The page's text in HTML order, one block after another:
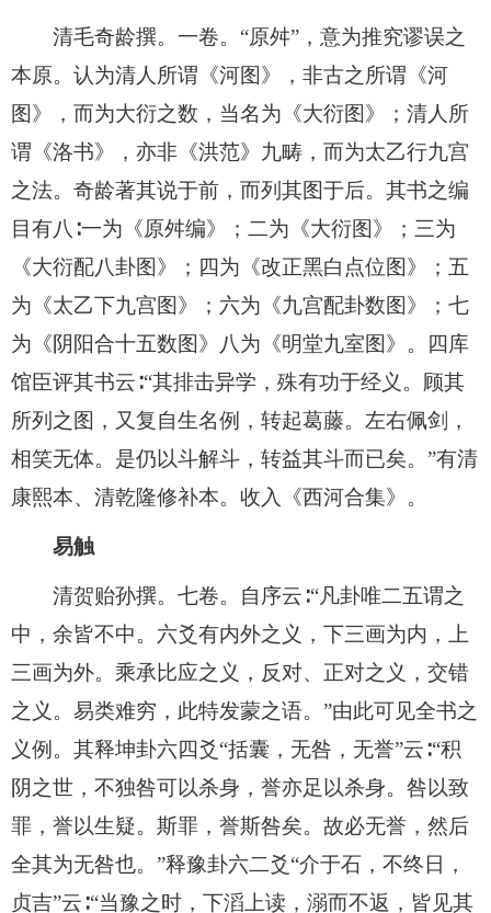
清毛奇龄撰。一卷。“原舛”，意为推究谬误之
本原。认为清人所谓《河图》，非古之所谓《河
图》，而为大衍之数，当名为《大衍图》；清人所
谓《洛书》，亦非《洪范》九畴，而为太乙行九宫
之法。奇龄著其说于前，而列其图于后。其书之编
目有八∶一为《原舛编》；二为《大衍图》；三为
《大衍配八卦图》；四为《改正黑白点位图》；五
为《太乙下九宫图》；六为《九宫配卦数图》；七
为《阴阳合十五数图》八为《明堂九室图》。四库
馆臣评其书云∶“其排击异学，殊有功于经义。顾其
所列之图，又复自生名例，转起葛藤。左右佩剑，
相笑无体。是仍以斗解斗，转益其斗而已矣。”有清
康熙本、清乾隆修补本。收入《西河合集》。
易触
清贺贻孙撰。七卷。自序云∶“凡卦唯二五谓之
中，余皆不中。六爻有内外之义，下三画为内，上
三画为外。乘承比应之义，反对、正对之义，交错
之义。易类难穷，此特发蒙之语。”由此可见全书之
义例。其释坤卦六四爻“括囊，无咎，无誉”云∶“积
阴之世，不独咎可以杀身，誉亦足以杀身。咎以致
罪，誉以生疑。斯罪，誉斯咎矣。故必无誉，然后
全其为无咎也。”释豫卦六二爻“介于石，不终日，
贞吉”云∶“当豫之时，下滔上读，溺而不返，皆见其